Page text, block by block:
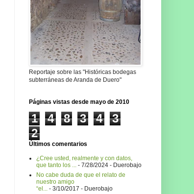
Reportaje sobre las "Históricas bodegas
subterráneas de Aranda de Duero"
Páginas vistas desde mayo de 2010
1 4 8 3 4
3
2
Últimos comentarios
¿Cree usted, realmente y con datos,
que tanto los ...
- 7/28/2024 - Duerobajo
No cabe duda de que el relato de
nuestro amigo
“el...
- 3/10/2017 - Duerobajo